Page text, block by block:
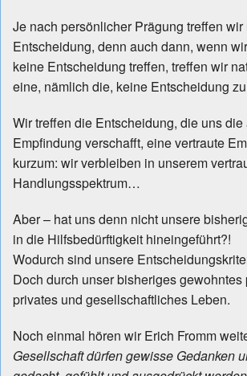
Je nach persönlicher Prägung treffen
Entscheidung, denn auch dann, wenn
keine Entscheidung treffen, treffen wir
eine, nämlich die, keine Entscheidung
Wir treffen die Entscheidung, die uns
Empfindung verschafft, eine vertraute
kurzum: wir verbleiben in unserem
Handlungsspektrum…
Aber – hat uns denn nicht unsere
in die Hilfsbedürftigkeit hineingeführt?!
Wodurch sind unsere
Doch durch unser bisheriges
privates und gesellschaftliches Leben.
Noch einmal hören wir Erich Fromm
Gesellschaft dürfen gewisse Gedanken